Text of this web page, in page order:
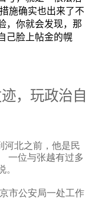
施确实也出来了不
，你就会发现，那
己脸上帖金的幌
，玩政治自
河北之前，他是民
一位与张越有过多
。
市公安局一处工作